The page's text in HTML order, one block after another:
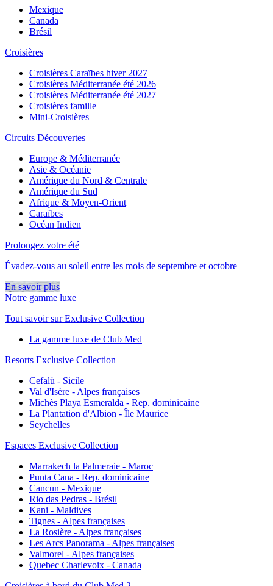
Mexique
Canada
Brésil
Croisières
Croisières Caraïbes hiver 2027
Croisières Méditerranée été 2026
Croisières Méditerranée été 2027
Croisières famille
Mini-Croisières
Circuits Découvertes
Europe & Méditerranée
Asie & Océanie
Amérique du Nord & Centrale
Amérique du Sud
Afrique & Moyen-Orient
Caraïbes
Océan Indien
Prolongez votre été
Évadez-vous au soleil entre les mois de septembre et octobre
En savoir plus
Notre gamme luxe
Tout savoir sur Exclusive Collection
La gamme luxe de Club Med
Resorts Exclusive Collection
Cefalù - Sicile
Val d'Isère - Alpes françaises
Michès Playa Esmeralda - Rep. dominicaine
La Plantation d'Albion - Île Maurice
Seychelles
Espaces Exclusive Collection
Marrakech la Palmeraie - Maroc
Punta Cana - Rep. dominicaine
Cancun - Mexique
Rio das Pedras - Brésil
Kani - Maldives
Tignes - Alpes françaises
La Rosière - Alpes françaises
Les Arcs Panorama - Alpes françaises
Valmorel - Alpes françaises
Quebec Charlevoix - Canada